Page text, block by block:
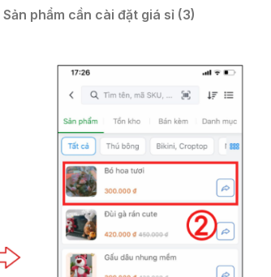
Sản phẩm cần cài đặt giá sỉ (3)